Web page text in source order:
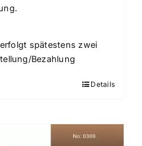
spätestens zwei
Bezahlung
Details